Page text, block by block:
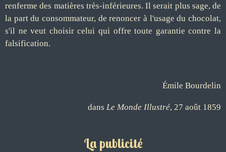
renferme des matières très-inférieures. Il serait plus sage, de
la part du consommateur, de renoncer à l'usage du chocolat,
s'il ne veut choisir celui qui offre toute garantie contre la
falsification.
Émile Bourdelin
dans Le Monde Illustré, 27 août 1859
La publicité